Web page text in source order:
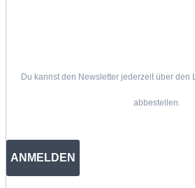
Du kannst den Newsletter jederzeit über den
abbestellen.
ANMELDEN